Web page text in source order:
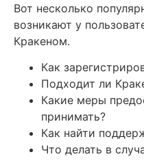
Вот несколько
возникают у
Кракеном.
Как
Подходит ли
Какие меры
принимать?
Как найти
Что делать в